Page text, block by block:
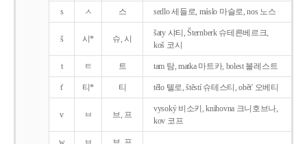
s ㅅ 스 sedlo 세들로, máslo 마슬로, nos 노스
š 시* 슈, 시
šaty 샤티, Šternberk 슈테른베르크,
koš 코시
t ㅌ 트 tam 탐, matka 마트카, bolest 볼레스트
t' 티* 티 tělo 텔로, štěstí 슈테스티, obět' 오베티
v ㅂ 브, 프
vysoký 비소키, knihovna 크니호브나,
kov 코프
w ㅂ 브, 프